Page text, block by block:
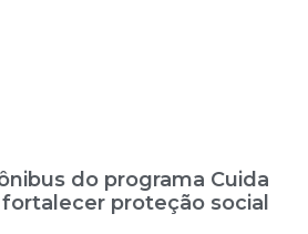
do programa Cuida
fortalecer proteção social